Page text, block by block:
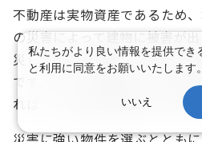
不動産は実物資産であるため
の災害によって建物に被害が
災して建物が毀損した場合、
です。また、修繕完了まで部屋
れば、その間は家賃収入を得
私たちがより良い情報を提供で
と利用に同意をお願いいたします。
いいえ